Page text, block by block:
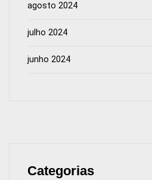
agosto 2024
julho 2024
junho 2024
Categorias